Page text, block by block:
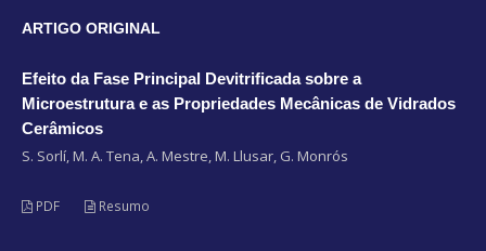
ARTIGO ORIGINAL
Efeito da Fase Principal Devitrificada sobre a
Microestrutura e as Propriedades Mecânicas de Vidrados
Cerâmicos
S. Sorlí, M. A. Tena, A. Mestre, M. Llusar, G. Monrós
PDF Resumo